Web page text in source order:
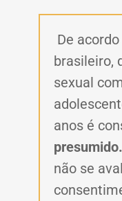
De
brasileiro,
sexual
anos é
presumido.
não se